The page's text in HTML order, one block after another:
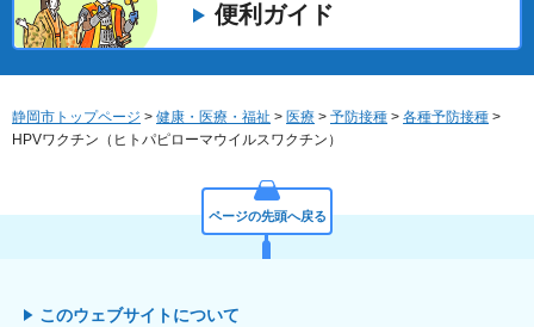
便利ガイド
静岡市トップページ > 健康・医療・福祉 > 医療 > 予防接種 > 各種予防接種 >
HPVワクチン（ヒトパピローマウイルスワクチン）
ページの先頭へ戻る
このウェブサイトについて